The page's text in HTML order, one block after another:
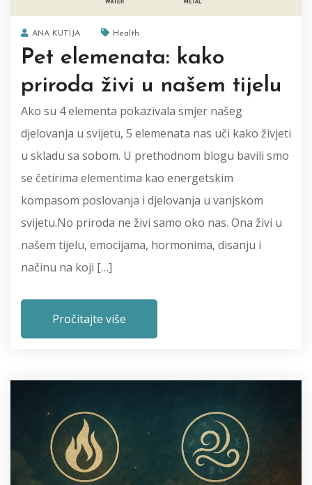
ANA KUTIJA Health
Pet elemenata: kako
priroda živi u našem tijelu
Ako su 4 elementa pokazivala smjer našeg
djelovanja u svijetu, 5 elemenata nas uči kako živjeti
u skladu sa sobom. U prethodnom blogu bavili smo
se četirima elementima kao energetskim
kompasom poslovanja i djelovanja u vanjskom
svijetu.No priroda ne živi samo oko nas. Ona živi u
našem tijelu, emocijama, hormonima, disanju i
načinu na koji […]
Pročitajte više